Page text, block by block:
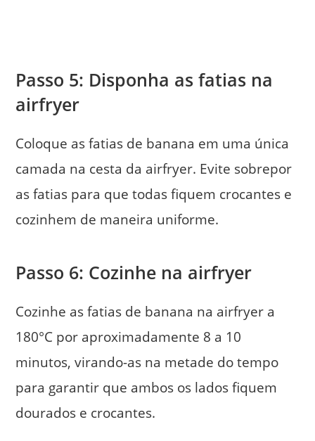
Passo 5: Disponha as fatias na
airfryer
Coloque as fatias de banana em uma única
camada na cesta da airfryer. Evite sobrepor
as fatias para que todas fiquem crocantes e
cozinhem de maneira uniforme.
Passo 6: Cozinhe na airfryer
Cozinhe as fatias de banana na airfryer a
180°C por aproximadamente 8 a 10
minutos, virando-as na metade do tempo
para garantir que ambos os lados fiquem
dourados e crocantes.